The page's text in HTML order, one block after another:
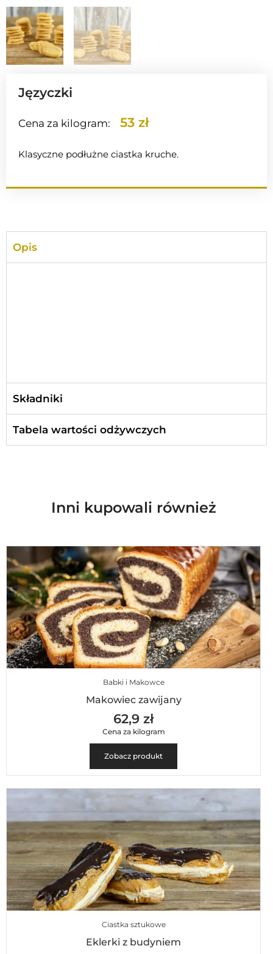
Języczki
Cena za kilogram: 53 zł
Klasyczne podłużne ciastka kruche.
Opis
Składniki
Tabela wartości odżywczych
Inni kupowali również
Babki i Makowce
Makowiec zawijany
62,9 zł
Cena za kilogram
Zobacz produkt
Ciastka sztukowe
Eklerki z budyniem